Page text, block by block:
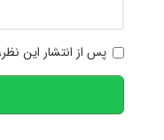
پس از انتشار این